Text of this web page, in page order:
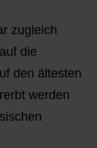
zugleich
die
den ältesten
werden